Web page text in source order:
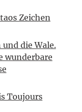
Zeichen
und die Wale.
wunderbare
Toujours